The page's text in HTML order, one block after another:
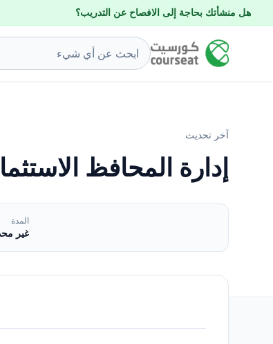
هل منشأتك بحاجة إلى الافصاح عن التدريب؟
آخر تحديث
إدارة المحافظ
المدة
غير